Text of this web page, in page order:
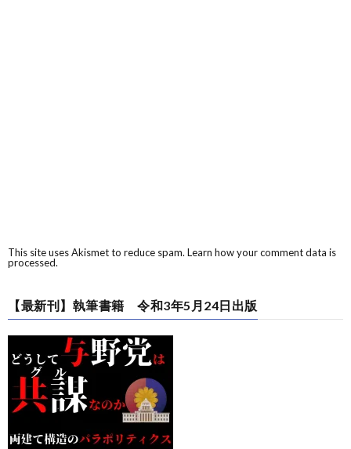
This site uses Akismet to reduce spam. Learn how your comment data is
processed.
【最新刊】執筆書籍 令和3年5月24日出版